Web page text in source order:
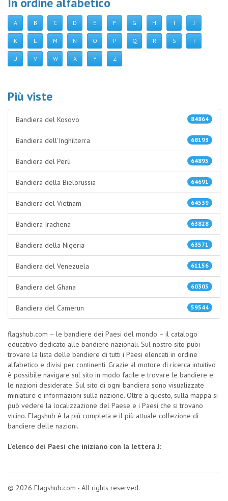
A B C D E F G H I J
K L M N O P Q R S T
U V W X Y Z
Più viste
84864
Bandiera del Kosovo
68193
Bandiera dell'Inghilterra
64895
Bandiera del Perù
64691
Bandiera della Bielorussia
64539
Bandiera del Vietnam
63828
Bandiera Irachena
63571
Bandiera della Nigeria
61156
Bandiera del Venezuela
60305
Bandiera del Ghana
59544
Bandiera del Camerun
flagshub.com – le bandiere dei Paesi del mondo – il catalogo
educativo dedicato alle bandiere nazionali. Sul nostro sito puoi
trovare la lista delle bandiere di tutti i Paesi elencati in ordine
alfabetico e divisi per continenti. Grazie al motore di ricerca intuitivo
è possibile navigare sul sito in modo facile e trovare le bandiere e
le nazioni desiderate. Sul sito di ogni bandiera sono visualizzate
miniature e informazioni sulla nazione. Oltre a questo, sulla mappa si
può vedere la localizzazione del Paese e i Paesi che si trovano
vicino. Flagshub è la più completa e il più attuale collezione di
bandiere delle nazioni.
L’elenco dei Paesi che iniziano con la lettera J:
© 2026 Flagshub.com - All rights reserved.